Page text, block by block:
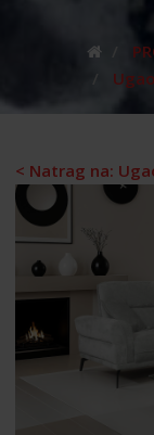
< Natrag na: